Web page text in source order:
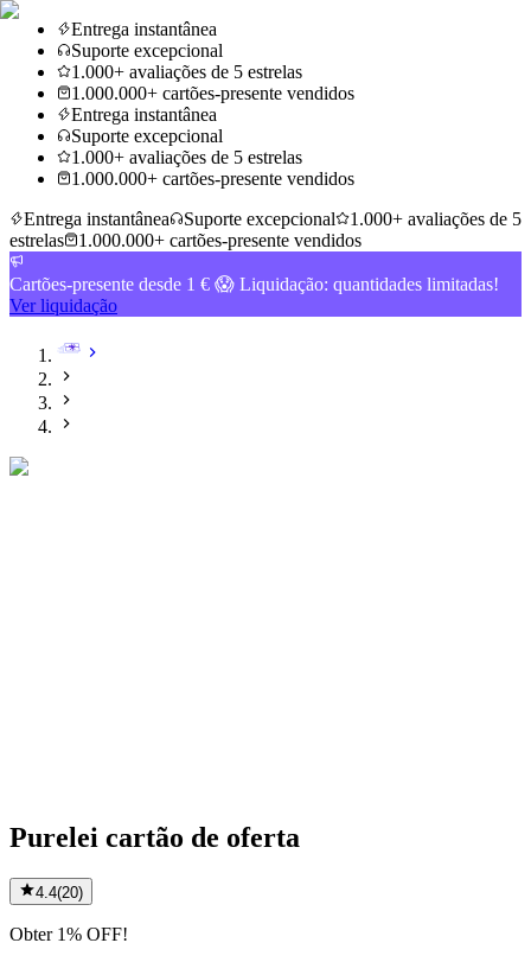
Entrega instantânea
Suporte excepcional
1.000+ avaliações de 5 estrelas
1.000.000+ cartões-presente vendidos
Entrega instantânea
Suporte excepcional
1.000+ avaliações de 5 estrelas
1.000.000+ cartões-presente vendidos
Entrega instantânea
Suporte excepcional
1.000+ avaliações de 5
estrelas
1.000.000+ cartões-presente vendidos
Cartões-presente desde 1 € 😱 Liquidação: quantidades limitadas!
Ver liquidação
Purelei cartão de oferta
4.4(20)
Obter 1% OFF!